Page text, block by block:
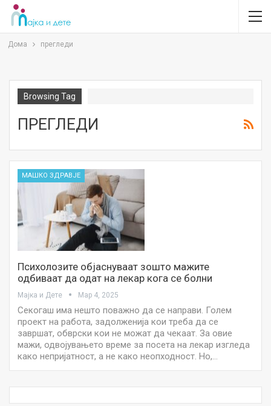
Дома прегледи
Browsing Tag
ПРЕГЛЕДИ
МАШКО ЗДРАВЈЕ
Психолозите објаснуваат зошто мажите
одбиваат да одат на лекар кога се болни
Мајка и Дете Мар 4, 2025
Секогаш има нешто поважно да се направи. Голем
проект на работа, задолженија кои треба да се
завршат, обврски кои не можат да чекаат. За овие
мажи, одвојувањето време за посета на лекар изгледа
како непријатност, а не како неопходност. Но,…